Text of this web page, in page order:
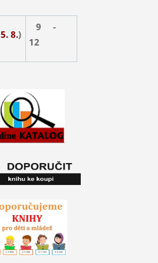
8.)
9 -
12